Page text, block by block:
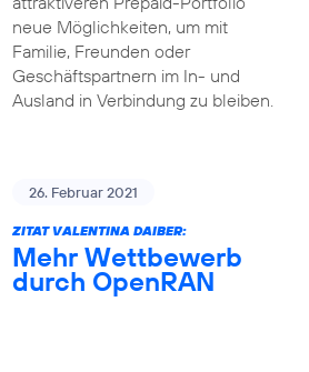
neue Möglichkeiten, um mit
Familie, Freunden oder
Geschäftspartnern im In- und
Ausland in Verbindung zu bleiben.
26. Februar 2021
ZITAT VALENTINA DAIBER:
Mehr Wettbewerb
durch OpenRAN